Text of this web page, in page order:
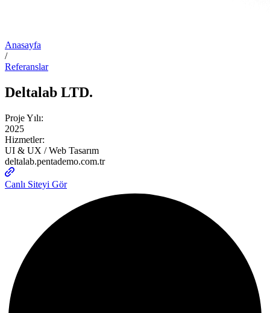
Anasayfa
/
Referanslar
Deltalab LTD.
Proje Yılı:
2025
Hizmetler:
UI & UX / Web Tasarım
deltalab.pentademo.com.tr
Canlı Siteyi Gör